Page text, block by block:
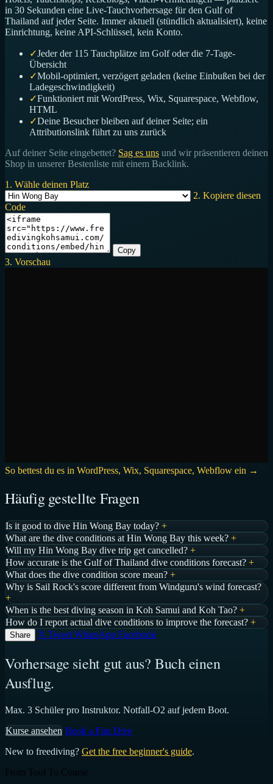
in 30 Sekunden eine Live-Tauchvorhersage für den Gulf of
Thailand auf jeder Seite. Immer aktuell (stündlich aktualisiert), keine
Einrichtung, keine API-Schlüssel, kein Konto.
✓Jeder der 115 Tauchplätze im Golf oder die 7-Tage-
Übersicht
✓Mobil-optimiert, verzögert geladen (keine Einbußen bei der
Ladegeschwindigkeit)
✓Funktioniert mit WordPress, Wix, Squarespace, Webflow,
HTML
✓Deine Besucher bleiben auf deiner Seite; ein
Attributionslink führt zu uns zurück
Auf deiner Seite eingebettet? Sag es uns und wir präsentieren deinen
Shop in unserer Bestenliste mit einem Backlink.
1. Wähle deinen Platz
2. Kopiere diesen
Code
Copy
3. Vorschau
So bettest du es in WordPress, Wix, Squarespace, Webflow ein →
Häufig gestellte Fragen
Is it good to dive Hin Wong Bay today? +
What are the dive conditions at Hin Wong Bay this week? +
Will my Hin Wong Bay dive trip get cancelled? +
How accurate is the Gulf of Thailand dive conditions forecast? +
What does the dive condition score mean? +
Why is Sail Rock's score different from Windguru's wind forecast?
+
When is the best diving season in Koh Samui and Koh Tao? +
How do I report actual dive conditions to improve the forecast? +
Share 𝕏 Tweet WhatsApp Facebook
Vorhersage sieht gut aus? Buch einen
Ausflug.
Max. 3 Schüler pro Instruktor. Notfall-O2 auf jedem Boot.
Kurse ansehen Book a Fun Dive
New to freediving? Get the free beginner's guide.
From Tool To Course